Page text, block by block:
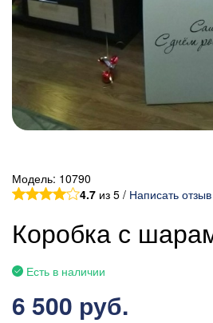
Модель: 10790
4.7 из 5 / Написать отзыв
Коробка с
Есть в наличии
6 500 руб.